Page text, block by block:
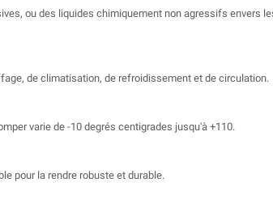
ou des liquides chimiquement non agressifs envers
de climatisation, de refroidissement et de circulation.
varie de -10 degrés centigrades jusqu'à +110.
pour la rendre robuste et durable.